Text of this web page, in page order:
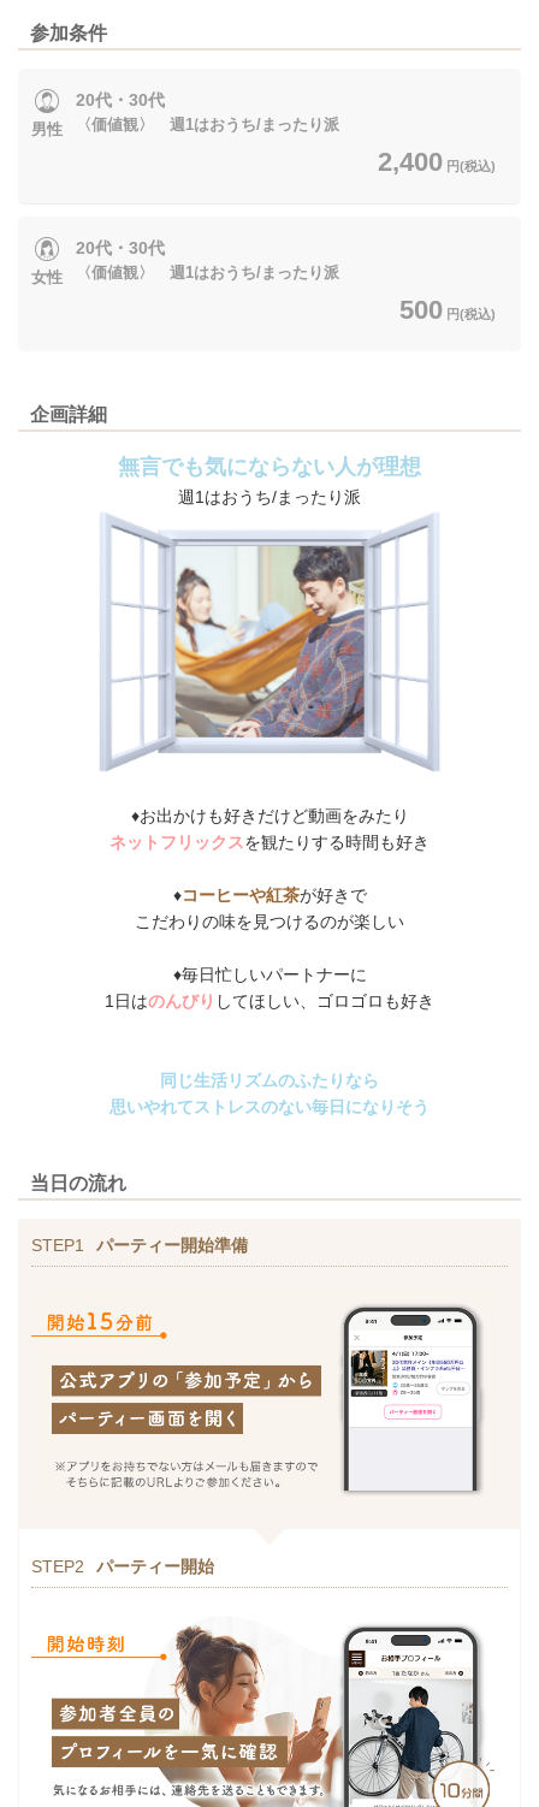
参加条件
男性
20代・30代
〈価値観〉 週1はおうち/まったり派
2,400 円(税込)
女性
20代・30代
〈価値観〉 週1はおうち/まったり派
500 円(税込)
企画詳細
無言でも気にならない人が理想
週1はおうち/まったり派
♦お出かけも好きだけど動画をみたり
ネットフリックスを観たりする時間も好き
♦コーヒーや紅茶が好きで
こだわりの味を見つけるのが楽しい
♦毎日忙しいパートナーに
1日はのんびり してほしい、ゴロゴロも好き
同じ生活リズムのふたりなら
思いやれてストレスのない毎日になりそう
当日の流れ
STEP1 パーティー開始準備
STEP2 パーティー開始